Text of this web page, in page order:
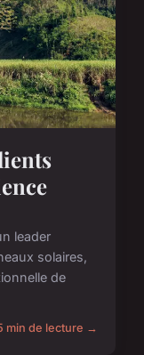
leader
solaires,
de
min de lecture →